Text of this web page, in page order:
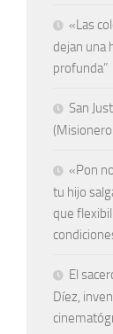
«Las
dejan una
profunda”
San
(Misionero
«Pon
tu hijo
que
El
Díez,